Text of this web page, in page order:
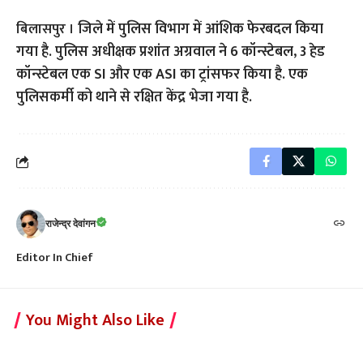
बिलासपुर । जिले में पुलिस विभाग में आंशिक फेरबदल किया
गया है. पुलिस अधीक्षक प्रशांत अग्रवाल ने 6 कॉन्स्टेबल, 3 हेड
कॉन्स्टेबल एक SI और एक ASI का ट्रांसफर किया है. एक
पुलिसकर्मी को थाने से रक्षित केंद्र भेजा गया है.
राजेन्द्र देवांगन
Editor In Chief
You Might Also Like